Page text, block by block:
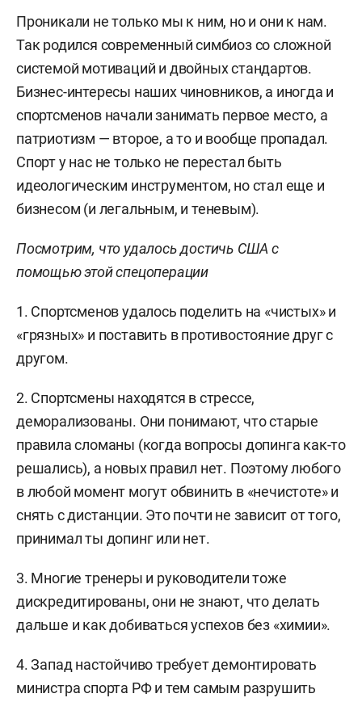
Проникали не только мы к ним, но и они к нам.
Так родился современный симбиоз со сложной
системой мотиваций и двойных стандартов.
Бизнес-интересы наших чиновников, а иногда и
спортсменов начали занимать первое место, а
патриотизм — второе, а то и вообще пропадал.
Спорт у нас не только не перестал быть
идеологическим инструментом, но стал еще и
бизнесом (и легальным, и теневым).
Посмотрим, что удалось достичь США с
помощью этой спецоперации
1. Спортсменов удалось поделить на «чистых» и
«грязных» и поставить в противостояние друг с
другом.
2. Спортсмены находятся в стрессе,
деморализованы. Они понимают, что старые
правила сломаны (когда вопросы допинга как-то
решались), а новых правил нет. Поэтому любого
в любой момент могут обвинить в «нечистоте» и
снять с дистанции. Это почти не зависит от того,
принимал ты допинг или нет.
3. Многие тренеры и руководители тоже
дискредитированы, они не знают, что делать
дальше и как добиваться успехов без «химии».
4. Запад настойчиво требует демонтировать
министра спорта РФ и тем самым разрушить